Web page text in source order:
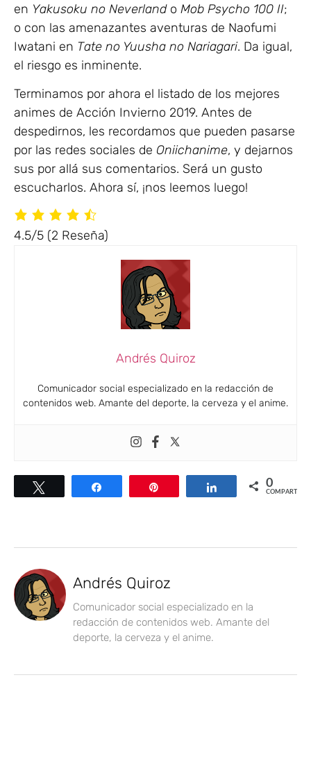
en Yakusoku no Neverlando Mob Psycho 100 II;
o con las amenazantes aventuras de Naofumi
Iwatani en Tate no Yuusha no Nariagari. Da igual,
el riesgo es inminente.
Terminamos por ahora el listado de los mejores
animes de Acción Invierno 2019. Antes de
despedirnos, les recordamos que pueden pasarse
por las redes sociales de Oniichanime, y dejarnos
sus por allá sus comentarios. Será un gusto
escucharlos. Ahora sí, ¡nos leemos luego!
4.5/5 (2 Reseña)
Andrés Quiroz
Comunicador social especializado en la redacción de
contenidos web. Amante del deporte, la cerveza y el anime.
Compartir Compartir0
COMPARTIR
Andrés Quiroz
Comunicador social especializado en la
redacción de contenidos web. Amante del
deporte, la cerveza y el anime.